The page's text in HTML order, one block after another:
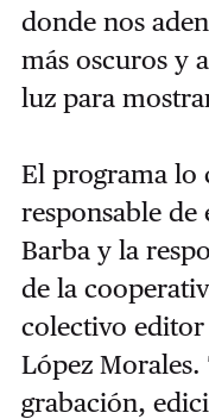
donde nos
más oscuros y
luz para
El programa lo
responsable de
Barba y la
de la
colectivo editor
López
grabación,